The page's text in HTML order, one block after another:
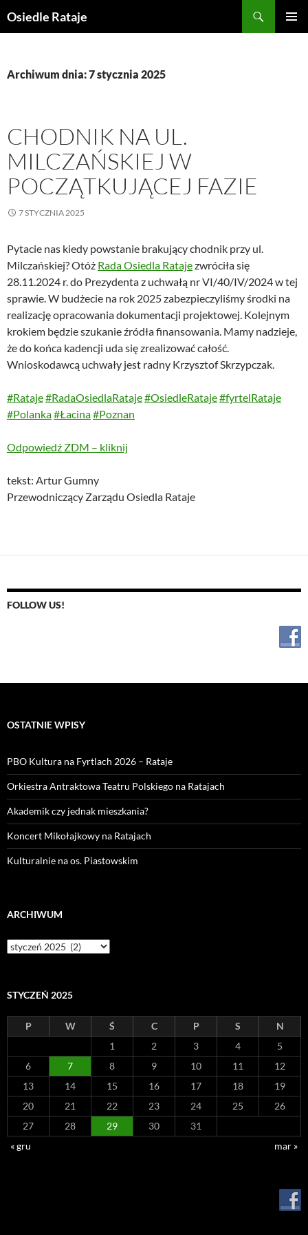
doOsiedle Rataje
Archiwum dnia: 7 stycznia 2025
CHODNIK NA UL.
MILCZAŃSKIEJ W
POCZĄTKUJĄCEJ FAZIE
7 STYCZNIA 2025
Pytacie nas kiedy powstanie brakujący chodnik przy ul.
Milczańskiej? Otóż Rada Osiedla Ratajezwróciła się
28.11.2024 r. do Prezydenta z uchwałą nr VI/40/IV/2024 w tej
sprawie. W budżecie na rok 2025 zabezpieczyliśmy środki na
realizację opracowania dokumentacji projektowej. Kolejnym
krokiem będzie szukanie źródła finansowania. Mamy nadzieje,
że do końca kadencji uda się zrealizować całość.
Wnioskodawcą uchwały jest radny Krzysztof Skrzypczak.
#Rataje#RadaOsiedlaRataje#OsiedleRataje#fyrtelRataje
#Polanka#Łacina#Poznan
Odpowiedź ZDM – kliknij
tekst: Artur Gumny
Przewodniczący Zarządu Osiedla Rataje
FOLLOW US!
OSTATNIE WPISY
PBO Kultura na Fyrtlach 2026 – Rataje
Orkiestra Antraktowa Teatru Polskiego na Ratajach
Akademik czy jednak mieszkania?
Koncert Mikołajkowy na Ratajach
Kulturalnie na os. Piastowskim
ARCHIWUM
Archiwum
STYCZEŃ 2025
P W Ś C P S
N
1
2 3 4
5
6
7 8 9 10 11
12
13
14 15 16 17 18
19
20
21 22 23 24 25
26
27
28 29 30
31
« gru
mar »